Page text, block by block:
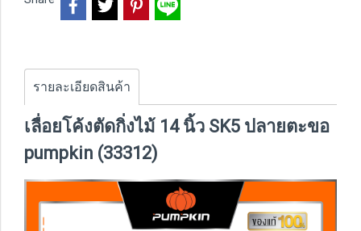
รายละเอียดสินค้า
เลื่อยโค้งตัดกิ่งไม้ 14 นิ้ว SK5 ปลายตะขอ
pumpkin (33312)